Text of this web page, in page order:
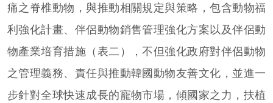
痛之脊椎動物，與推動相關規定與策略，包含動物福
利強化計畫、伴侶動物銷售管理強化方案以及伴侶動
物產業培育措施（表二），不但強化政府對伴侶動物
之管理義務、責任與推動韓國動物友善文化，並進一
步針對全球快速成長的寵物市場，傾國家之力，扶植